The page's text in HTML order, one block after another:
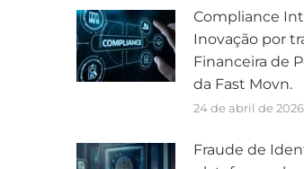
Compliance
Inovação por
Financeira de
da Fast Movn.
24 de abril de 2026
Fraude de